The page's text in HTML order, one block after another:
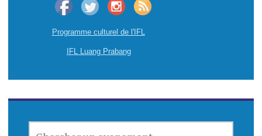
i
Programme culturel de l'IFL
IFL Luang Prabang